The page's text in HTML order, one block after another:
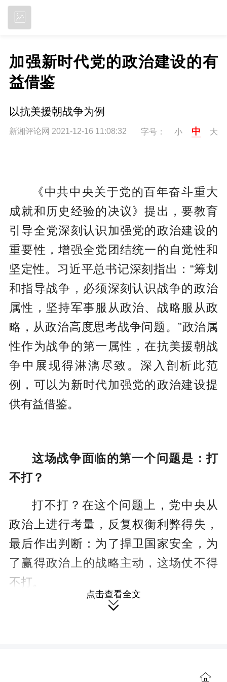
加强新时代党的政治建设的有
益借鉴
以抗美援朝战争为例
新湘评论网 2021-12-16 11:08:32 字号： 小 中 大
《中共中央关于党的百年奋斗重大
成就和历史经验的决议》提出，要教育
引导全党深刻认识加强党的政治建设的
重要性，增强全党团结统一的自觉性和
坚定性。习近平总书记深刻指出：“筹划
和指导战争，必须深刻认识战争的政治
属性，坚持军事服从政治、战略服从政
略，从政治高度思考战争问题。”政治属
性作为战争的第一属性，在抗美援朝战
争中展现得淋漓尽致。深入剖析此范
例，可以为新时代加强党的政治建设提
供有益借鉴。
这场战争面临的第一个问题是：打
不打？
打不打？在这个问题上，党中央从
政治上进行考量，反复权衡利弊得失，
最后作出判断：为了捍卫国家安全，为
了赢得政治上的战略主动，这场仗不得
不打。
从国际上看，这场仗是不得不打。
点击查看全文
